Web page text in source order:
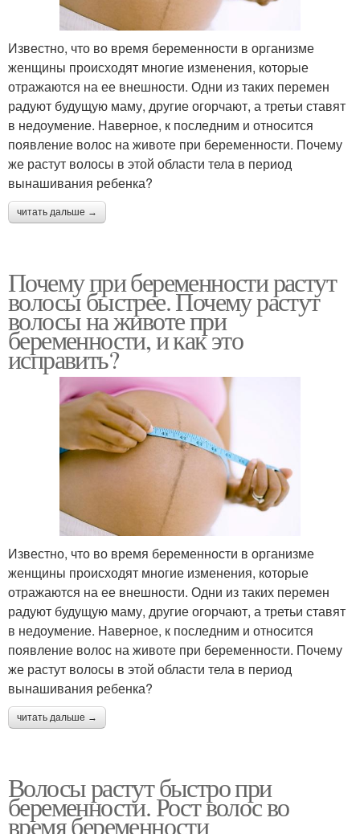
Известно, что во время беременности в организме
женщины происходят многие изменения, которые
отражаются на ее внешности. Одни из таких перемен
радуют будущую маму, другие огорчают, а третьи ставят
в недоумение. Наверное, к последним и относится
появление волос на животе при беременности. Почему
же растут волосы в этой области тела в период
вынашивания ребенка?
читать дальше →
Почему при беременности растут
волосы быстрее. Почему растут
волосы на животе при
беременности, и как это
исправить?
Известно, что во время беременности в организме
женщины происходят многие изменения, которые
отражаются на ее внешности. Одни из таких перемен
радуют будущую маму, другие огорчают, а третьи ставят
в недоумение. Наверное, к последним и относится
появление волос на животе при беременности. Почему
же растут волосы в этой области тела в период
вынашивания ребенка?
читать дальше →
Волосы растут быстро при
беременности. Рост волос во
время беременности